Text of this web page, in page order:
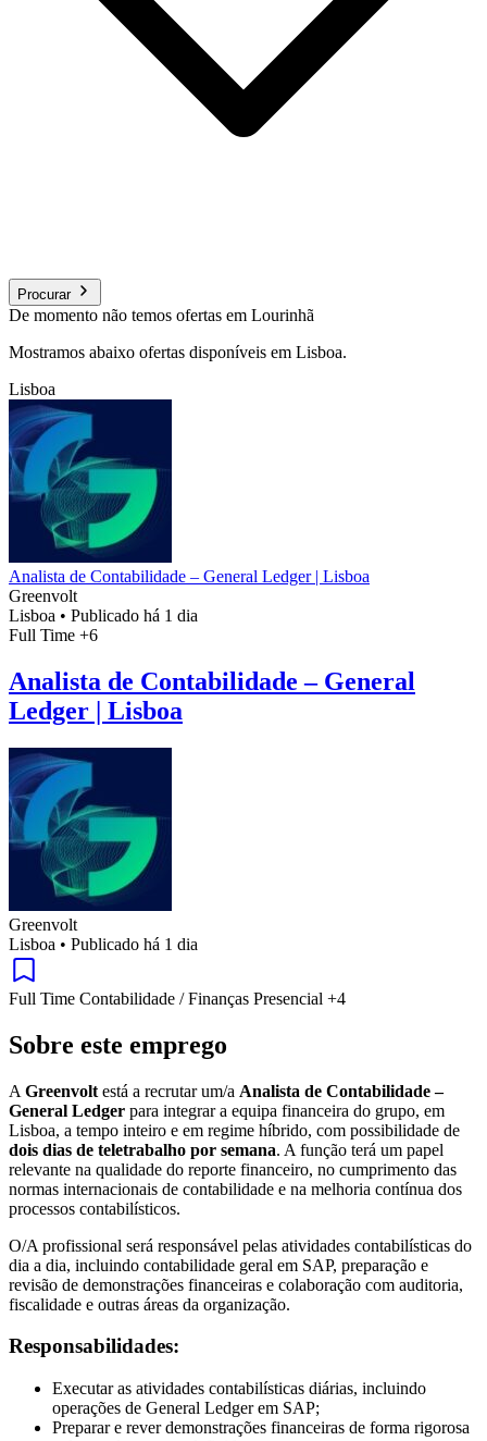
Procurar
De momento não temos ofertas em Lourinhã
Mostramos abaixo ofertas disponíveis em Lisboa.
Lisboa
Analista de Contabilidade – General Ledger | Lisboa
Greenvolt
Lisboa • Publicado há 1 dia
Full Time +6
Analista de Contabilidade – General
Ledger | Lisboa
Greenvolt
Lisboa • Publicado há 1 dia
Full Time Contabilidade / Finanças Presencial +4
Sobre este emprego
A Greenvolt está a recrutar um/a Analista de Contabilidade –
General Ledger para integrar a equipa financeira do grupo, em
Lisboa, a tempo inteiro e em regime híbrido, com possibilidade de
dois dias de teletrabalho por semana. A função terá um papel
relevante na qualidade do reporte financeiro, no cumprimento das
normas internacionais de contabilidade e na melhoria contínua dos
processos contabilísticos.
O/A profissional será responsável pelas atividades contabilísticas do
dia a dia, incluindo contabilidade geral em SAP, preparação e
revisão de demonstrações financeiras e colaboração com auditoria,
fiscalidade e outras áreas da organização.
Responsabilidades:
Executar as atividades contabilísticas diárias, incluindo
operações de General Ledger em SAP;
Preparar e rever demonstrações financeiras de forma rigorosa